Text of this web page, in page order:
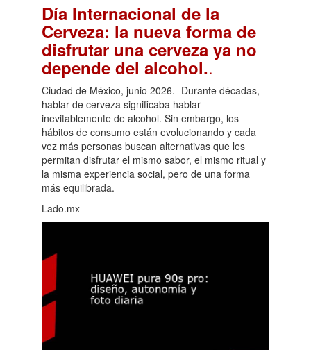
Día Internacional de la
Cerveza: la nueva forma de
disfrutar una cerveza ya no
depende del alcohol..
Ciudad de México, junio 2026.- Durante décadas,
hablar de cerveza significaba hablar
inevitablemente de alcohol. Sin embargo, los
hábitos de consumo están evolucionando y cada
vez más personas buscan alternativas que les
permitan disfrutar el mismo sabor, el mismo ritual y
la misma experiencia social, pero de una forma
más equilibrada.
Lado.mx